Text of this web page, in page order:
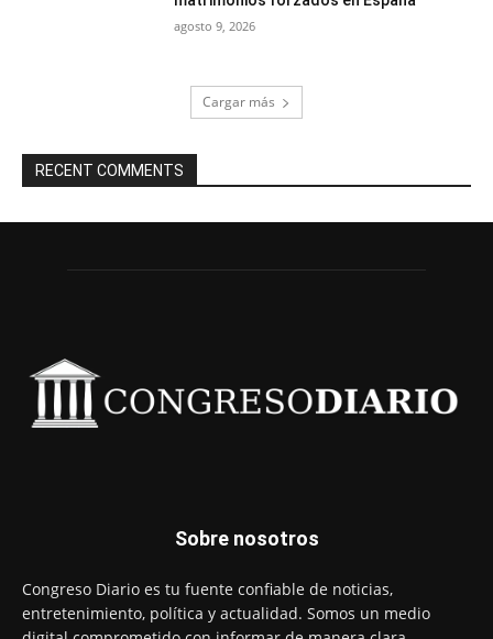
agosto 9, 2026
Cargar más
RECENT COMMENTS
Sobre nosotros
Congreso Diario es tu fuente confiable de noticias,
entretenimiento, política y actualidad. Somos un medio